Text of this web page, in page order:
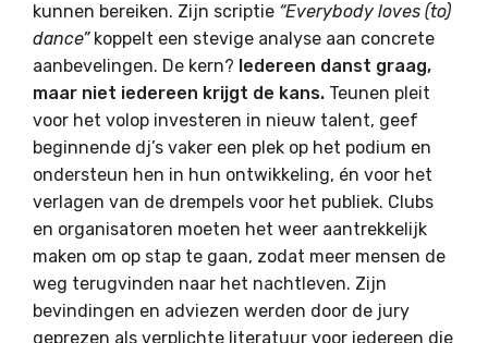
kunnen bereiken. Zijn scriptie “Everybody loves (to)
dance”koppelt een stevige analyse aan concrete
aanbevelingen. De kern? Iedereen danst graag,
maar niet iedereen krijgt de kans. Teunen pleit
voor het volop investeren in nieuw talent, geef
beginnende dj’s vaker een plek op het podium en
ondersteun hen in hun ontwikkeling, én voor het
verlagen van de drempels voor het publiek. Clubs
en organisatoren moeten het weer aantrekkelijk
maken om op stap te gaan, zodat meer mensen de
weg terugvinden naar het nachtleven. Zijn
bevindingen en adviezen werden door de jury
geprezen als verplichte literatuur voor iedereen die